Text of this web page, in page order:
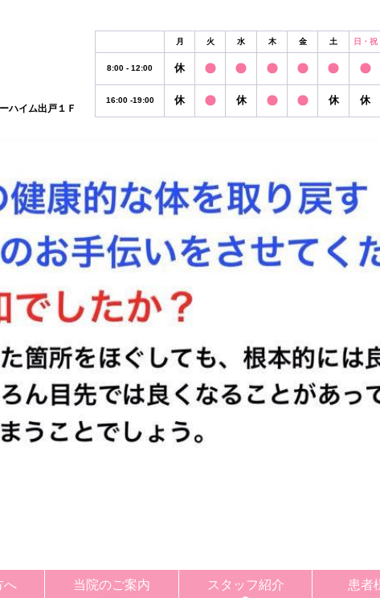
ハイム出戸１Ｆ
月 火 水 木 金 土 日・祝
8:00 - 12:00 休
16:00 -19:00 休 休 休 休
へ 当院のご案内 スタッフ紹介 患者